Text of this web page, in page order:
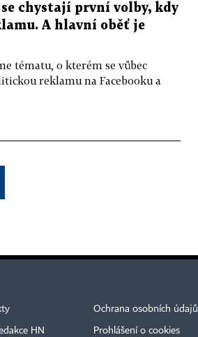
chystají první volby, kdy
A hlavní oběť je
tématu, o kterém se vůbec
reklamu na Facebooku a
HN
Ochrana osobních údajů
Prohlášení o cookies